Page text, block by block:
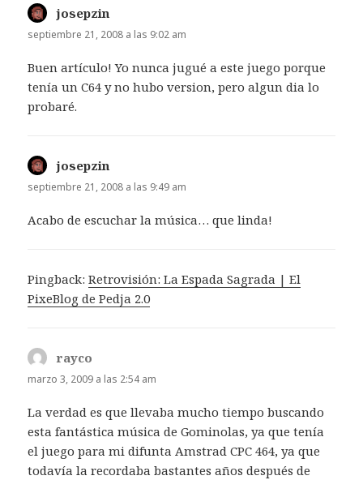
josepzin
septiembre 21, 2008 a las 9:02 am
Buen artículo! Yo nunca jugué a este juego porque
tenía un C64 y no hubo version, pero algun dia lo
probaré.
josepzin
septiembre 21, 2008 a las 9:49 am
Acabo de escuchar la música… que linda!
Pingback:Retrovisión: La Espada Sagrada | El
PixeBlog de Pedja 2.0
rayco
marzo 3, 2009 a las 2:54 am
La verdad es que llevaba mucho tiempo buscando
esta fantástica música de Gominolas, ya que tenía
el juego para mi difunta Amstrad CPC 464, ya que
todavía la recordaba bastantes años después de